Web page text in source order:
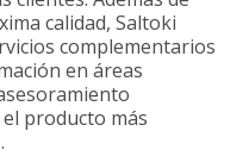
calidad, Saltoki
complementarios
en áreas
producto más